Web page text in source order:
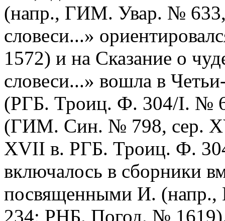
(напр., ГИМ. Увар. №
словеси...»
1572) и на Сказание о
словеси...» вошла в
(РГБ. Троиц. Ф. 304/I. №
(ГИМ. Син. № 798, сер.
XVII в. РГБ. Троиц. Ф.
включалось в сборники
посвященными И.
234; РНБ. Погод. №